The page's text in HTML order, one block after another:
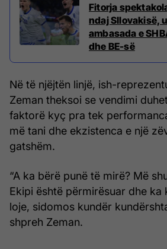
Fitorja
ndaj Sllovakisë,
ambasada e
dhe BE-së
Në të njëjtën linjë, ish-
Zeman theksoi se vendimi
faktorë kyç pra tek
më tani dhe ekzistenca e një
gatshëm.
“A ka bërë punë të mirë? Më
Ekipi është përmirësuar dhe ka
loje, sidomos kundër
shpreh Zeman.